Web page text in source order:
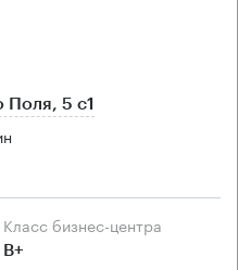
Поля, 5 с1
Класс бизнес-центра
B+